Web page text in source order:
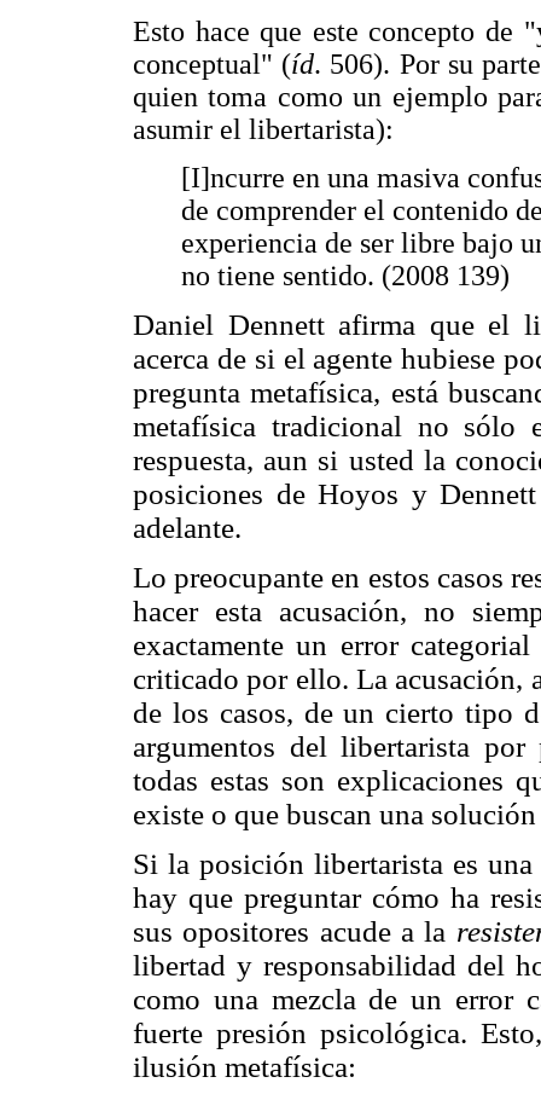
Esto hace que este concepto
conceptual" (íd. 506). Por su
quien toma como un ejemplo
asumir el libertarista):
[I]ncurre en una masiva
de comprender el contenido
experiencia de ser libre bajo
no tiene sentido. (2008 139)
Daniel Dennett afirma que el
acerca de si el agente hubiese
pregunta metafísica, está
metafísica tradicional no sólo
respuesta, aun si usted la
posiciones de Hoyos y
adelante.
Lo preocupante en estos casos
hacer esta acusación, no
exactamente un error
criticado por ello. La acusación,
de los casos, de un cierto tipo
argumentos del libertarista
todas estas son explicaciones
existe o que buscan una
Si la posición libertarista es
hay que preguntar cómo ha
sus opositores acude a la
libertad y responsabilidad del
como una mezcla de un error
fuerte presión psicológica.
ilusión metafísica: